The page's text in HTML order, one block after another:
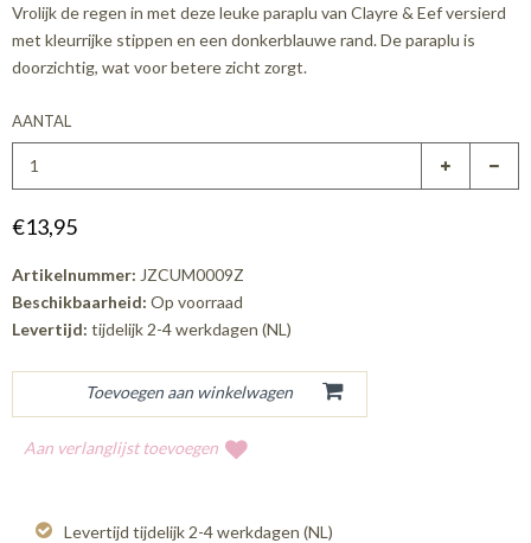
Vrolijk de regen in met deze leuke paraplu van Clayre & Eef versierd
met kleurrijke stippen en een donkerblauwe rand. De paraplu is
doorzichtig, wat voor betere zicht zorgt.
AANTAL
€13,95
Artikelnummer: JZCUM0009Z
Beschikbaarheid: Op voorraad
Levertijd: tijdelijk 2-4 werkdagen (NL)
Aan verlanglijst toevoegen
Levertijd tijdelijk 2-4 werkdagen (NL)